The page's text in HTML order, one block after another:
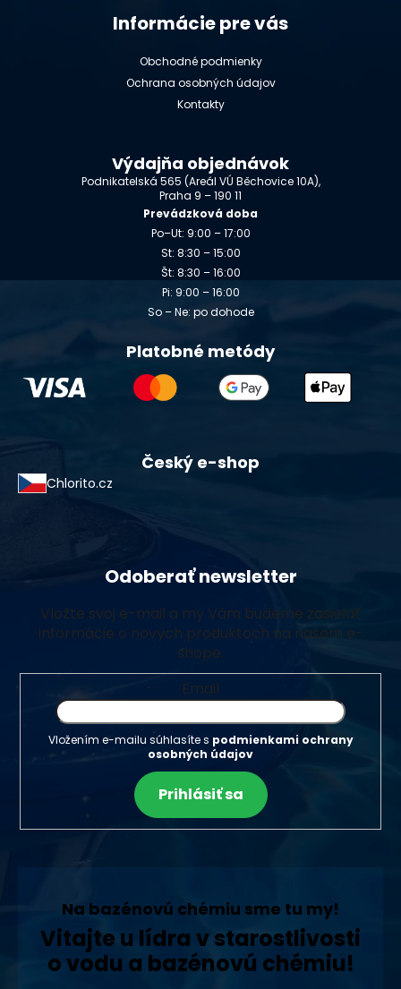
Informácie pre vás
Obchodné podmienky
Ochrana osobných údajov
Kontakty
Výdajňa objednávok
Podnikatelská 565 (Areál VÚ Běchovice 10A),
Praha 9 – 190 11
Prevádzková doba
Po–Ut: 9:00 – 17:00
St: 8:30 – 15:00
Št: 8:30 – 16:00
Pi: 9:00 – 16:00
So – Ne: po dohode
Platobné metódy
Český e-shop
Chlorito.cz
Odoberať newsletter
Vložte svoj e-mail a my Vám budeme zasielať
informácie o nových produktoch na našom e-
shope.
Email
Vložením e-mailu súhlasíte s podmienkami ochrany
osobných údajov
Prihlásiť sa
Na bazénovú chémiu sme tu my!
Vitajte u lídra v starostlivosti
o vodu a bazénovú chémiu!